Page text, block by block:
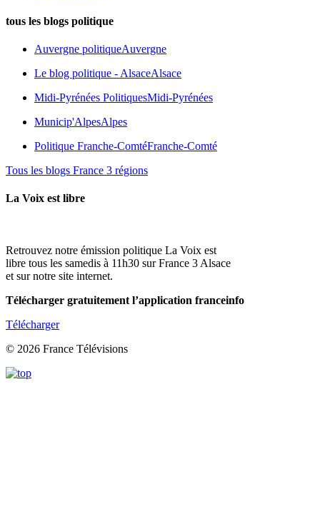
tous les blogs politique
Auvergne politiqueAuvergne
Le blog politique - AlsaceAlsace
Midi-Pyrénées PolitiquesMidi-Pyrénées
Municip'AlpesAlpes
Politique Franche-ComtéFranche-Comté
Tous les blogs France 3 régions
La Voix est libre
Retrouvez notre émission politique La Voix est
libre tous les samedis à 11h30 sur France 3 Alsace
et sur notre site internet.
Télécharger gratuitement l’application franceinfo
Télécharger
© 2026 France Télévisions